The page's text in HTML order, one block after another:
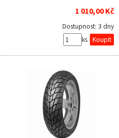
1 010,00 Kč
Dostupnost: 3 dny
ks